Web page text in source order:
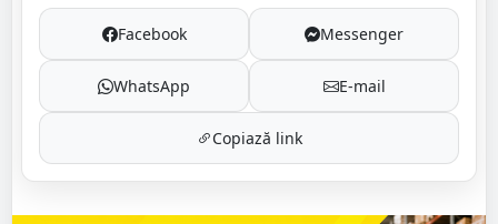
Facebook Messenger
WhatsApp E-mail
Copiază link